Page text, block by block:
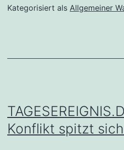
Kategorisiert als Allgemeiner
Konflikt spitzt